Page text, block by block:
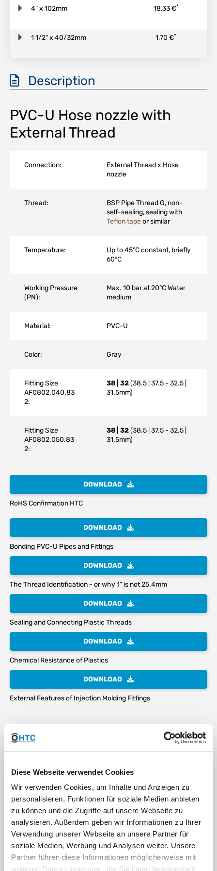
Diese Webseite verwendet Cookies
Wir verwenden Cookies, um Inhalte und Anzeigen zu
personalisieren, Funktionen für soziale Medien anbieten
zu können und die Zugriffe auf unsere Webseite zu
analysieren. Außerdem geben wir Informationen zu Ihrer
Verwendung unserer Webseite an unsere Partner für
soziale Medien, Werbung und Analysen weiter. Unsere
Partner führen diese Informationen möglicherweise mit
weiteren Daten zusammen, die Sie ihnen bereitgestellt
4" x 102mm 18,33 €*
1 1/2" x 40/32mm 1,70 €*
Description
PVC-U Hose nozzle with
External Thread
Connection:
External Thread x Hose
nozzle
Thread:
BSP Pipe Thread G, non-
self-sealing, sealing with
Teflon tapeor similar
Temperature:
Up to 45°C constant, briefly
60°C
Working Pressure
(PN):
Max. 10 bar at 20°C Water
medium
Material: PVC-U
Color: Gray
Fitting Size
AF0802.040.83
2:
38 | 32(38.5 | 37.5 - 32.5 |
31.5mm)
Fitting Size
AF0802.050.83
2:
38 | 32(38.5 | 37.5 - 32.5 |
31.5mm)
DOWNLOAD
RoHS Confirmation HTC
DOWNLOAD
Bonding PVC-U Pipes and Fittings
DOWNLOAD
The Thread Identification - or why 1" is not 25.4mm
DOWNLOAD
Sealing and Connecting Plastic Threads
DOWNLOAD
Chemical Resistance of Plastics
DOWNLOAD
External Features of Injection Molding Fittings
Verantwortliche Person für die EU
In der EU ansässiger Wirtschaftsbeteiligter, der sicherstellt, dass das Produkt den
HT CONNECT GmbH & Co. KG
91257 Pegnitz
Kontakt:
E-Mail:
info@ht-connect.de
Media